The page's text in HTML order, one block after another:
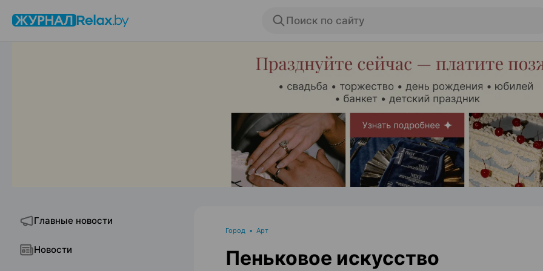
Поиск по сайту
ЭФФЕКТИВНАЯ РЕКЛАМА НА САЙТЕ
Главные новости
Новости
Город • Арт
Пеньковое искусство